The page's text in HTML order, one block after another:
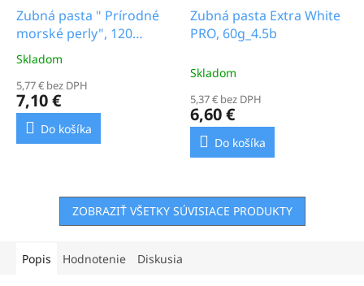
Zubná pasta " Prírodné
morské perly", 120
g_3.9b
Priemerné
produktu
je
4,0
Skladom
5,77 € bez DPH
7,10 €
Do košíka
Zubná pasta Extra White
PRO, 60g_4.5b
Skladom
5,37 € bez DPH
6,60 €
Do košíka
ZOBRAZIŤ VŠETKY SÚVISIACE PRODUKTY
Popis Hodnotenie Diskusia